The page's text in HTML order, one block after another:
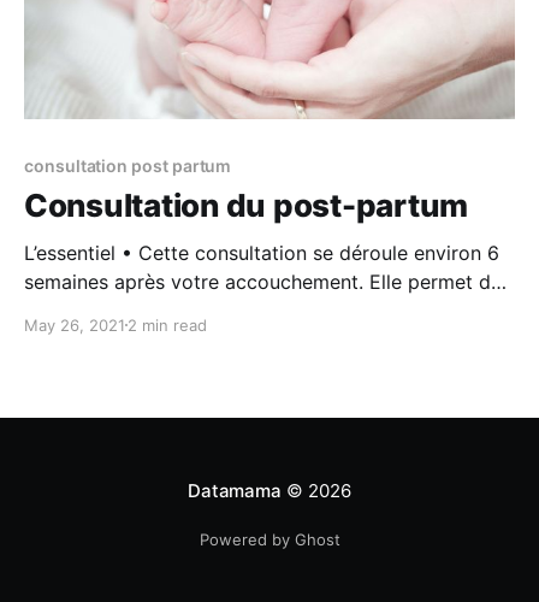
consultation post partum
Consultation du post-partum
L’essentiel • Cette consultation se déroule environ 6
semaines après votre accouchement. Elle permet de
votre retour à domicile. • Elle est l’occasion de
des mesures de
May 26, 2021 2 min read
Datamama © 2026
Powered by Ghost